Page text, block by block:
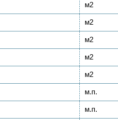
м2
м2
м2
м2
м2
м.п.
м.п.